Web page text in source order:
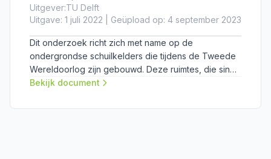
Uitgever:TU Delft
Uitgave: 1 juli 2022 | Geüpload op: 4 september 2023
Dit onderzoek richt zich met name op de
ondergrondse schuilkelders die tijdens de Tweede
Wereldoorlog zijn gebouwd. Deze ruimtes, die sinds
de oorlog verwaarloosd zijn, veroorzaken een
van de stad. De politieke spanning rondom deze
Bekijk document